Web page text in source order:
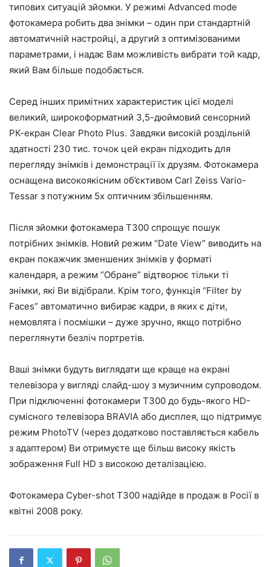
типових ситуацій зйомки. У режимі Advanced mode
фотокамера робить два знімки – один при стандартній
автоматичній настройці, а другий з оптимізованими
параметрами, і надає Вам можливість вибрати той кадр,
який Вам більше подобається.
Серед інших примітних характеристик цієї моделі
великий, широкоформатний 3,5-дюймовий сенсорний
РК-екран Clear Photo Plus. Завдяки високій роздільній
здатності 230 тис. точок цей екран підходить для
перегляду знімків і демонстрації їх друзям. Фотокамера
оснащена високоякісним об’єктивом Carl Zeiss Vario-
Tessar з потужним 5х оптичним збільшенням.
Після зйомки фотокамера T300 спрощує пошук
потрібних знімків. Новий режим “Date View” виводить на
екран покажчик зменшених знімків у форматі
календаря, а режим “Обране” відтворює тільки ті
знімки, які Ви відібрали. Крім того, функція “Filter by
Faces” автоматично вибирає кадри, в яких є діти,
немовлята і посмішки – дуже зручно, якщо потрібно
переглянути безліч портретів.
Ваші знімки будуть виглядати ще краще на екрані
телевізора у вигляді слайд-шоу з музичним супроводом.
При підключенні фотокамери T300 до будь-якого HD-
сумісного телевізора BRAVIA або дисплея, що підтримує
режим PhotoTV (через додатково поставляється кабель
з адаптером) Ви отримуєте ще більш високу якість
зображення Full HD з високою деталізацією.
Фотокамера Cyber-shot T300 надійде в продаж в Росії в
квітні 2008 року.